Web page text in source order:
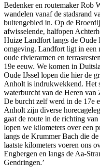
Bedenker en routemaker Rob
wandelen vanaf de stadsrand
buitengebied in. Op de
afwisselende, halfopen
Huize Landfort langs de Oude
omgeving. Landfort ligt in een
oude rivierarmen en
19e eeuw. We komen in
Oude IJssel lopen die hier de
Anholt is indrukwekkend. Het
waterburcht van de Heren van
De burcht zelf werd in de 17e
Anholt zijn diverse
gaat de route in de richting
lopen we kilometers over een
langs de Krummer Bach die
laatste kilometers voeren ons
Engbergen en langs de Aa-
Gendringen.’